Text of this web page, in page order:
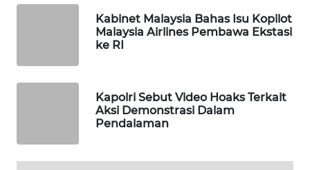
Kabinet Malaysia Bahas Isu Kopilot
Malaysia Airlines Pembawa Ekstasi
ke RI
Kapolri Sebut Video Hoaks Terkait
Aksi Demonstrasi Dalam
Pendalaman
WAHANANEWS
ID